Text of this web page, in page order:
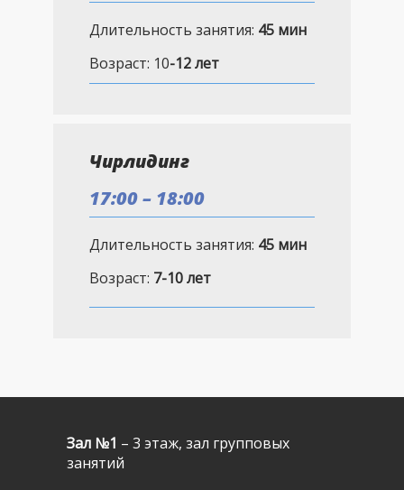
Длительность занятия: 45 мин
Возраст: 10-12 лет
Чирлидинг
17:00 – 18:00
Длительность занятия: 45 мин
Возраст: 7-10 лет
Зал №1 – 3 этаж, зал групповых
занятий